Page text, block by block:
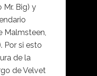
Big) y
Malmsteen,
Por si esto
de la
de Velvet